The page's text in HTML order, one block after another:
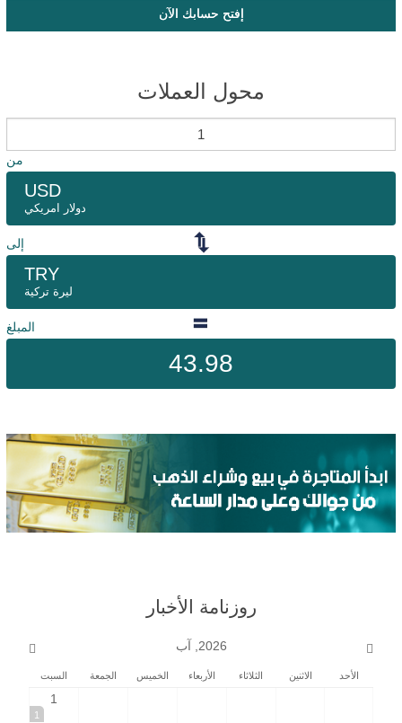
إفتح حسابك الآن
محول العملات
من
USD
دولار امريكي
إلى
TRY
ليرة تركية
المبلغ
43.98
روزنامة الأخبار
2026, آب
الأحد الاثنين الثلاثاء الأربعاء الخميس الجمعة السبت
1
1